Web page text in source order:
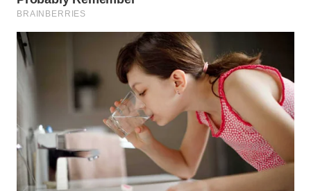
ID
WAHANANEWS
WAHANANEWS
WAHANA
SPORT